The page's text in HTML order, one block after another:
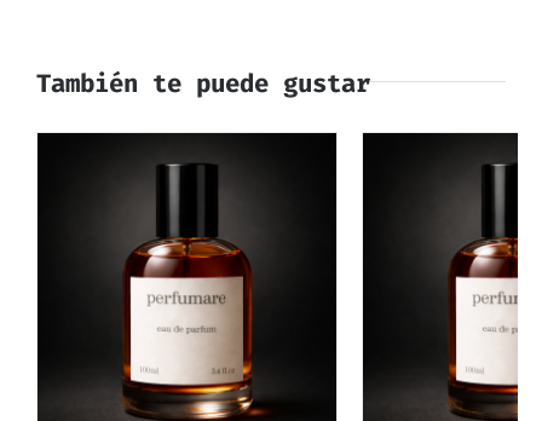
También te puede gustar